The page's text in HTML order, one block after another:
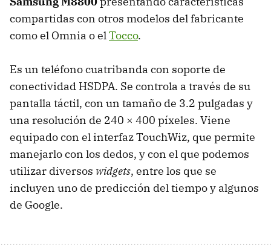
compartidas con otros modelos del fabricante
como el Omnia o elTocco.
Es un teléfono cuatribanda con soporte de
conectividad HSDPA. Se controla a través de su
pantalla táctil, con un tamaño de 3.2 pulgadas y
una resolución de 240 × 400 píxeles. Viene
equipado con el interfaz TouchWiz, que permite
manejarlo con los dedos, y con el que podemos
utilizar diversos widgets, entre los que se
incluyen uno de predicción del tiempo y algunos
de Google.